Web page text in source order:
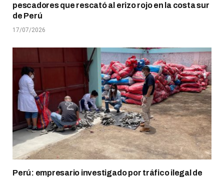
pescadores que rescató al erizo rojo en la costa sur
de Perú
17/07/2026
Perú: empresario investigado por tráfico ilegal de